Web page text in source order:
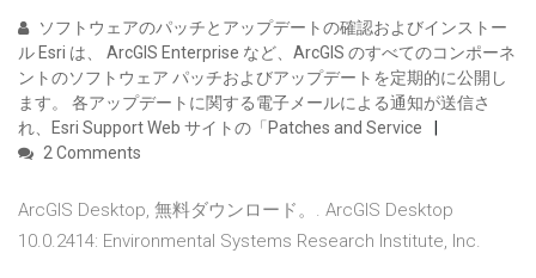
ソフトウェアのパッチとアップデートの確認およびインストー
ル Esri は、 ArcGIS Enterprise など、ArcGIS のすべてのコンポーネ
ントのソフトウェア パッチおよびアップデートを定期的に公開し
ます。 各アップデートに関する電子メールによる通知が送信さ
れ、Esri Support Web サイトの「Patches and Service
2 Comments
ArcGIS Desktop, 無料ダウンロード。. ArcGIS Desktop
10.0.2414: Environmental Systems Research Institute, Inc.